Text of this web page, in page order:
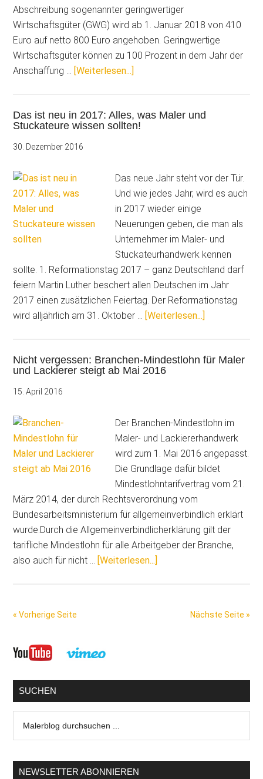
Abschreibung sogenannter geringwertiger
Wirtschaftsgüter (GWG) wird ab 1. Januar 2018 von 410
Euro auf netto 800 Euro angehoben. Geringwertige
Wirtschaftsgüter können zu 100 Prozent in dem Jahr der
Anschaffung … [Weiterlesen...]
in
2018:
Maler
und
Stuckateure
wissen
sollten!
Das ist neu in 2017: Alles, was Maler und
Stuckateure wissen sollten!
30. Dezember 2016
Das neue Jahr steht vor der Tür.
Und wie jedes Jahr, wird es auch
in 2017 wieder einige
Neuerungen geben, die man als
Unternehmer im Maler- und
Stuckateurhandwerk kennen
sollte. 1. Reformationstag 2017 – ganz Deutschland darf
feiern Martin Luther beschert allen Deutschen im Jahr
2017 einen zusätzlichen Feiertag. Der Reformationstag
wird alljährlich am 31. Oktober … [Weiterlesen...]
in
Maler
und
Stuckateure
wissen
sollten!
Nicht vergessen: Branchen-Mindestlohn für Maler
und Lackierer steigt ab Mai 2016
15. April 2016
Der Branchen-Mindestlohn im
Maler- und Lackiererhandwerk
wird zum 1. Mai 2016 angepasst.
Die Grundlage dafür bildet
Mindestlohntarifvertrag vom 21.
März 2014, der durch Rechtsverordnung vom
Bundesarbeitsministerium für allgemeinverbindlich erklärt
wurde.Durch die Allgemeinverbindlicherklärung gilt der
tarifliche Mindestlohn für alle Arbeitgeber der Branche,
also auch für nicht … [Weiterlesen...]
steigt
Mai
« Vorherige Seite Nächste Seite »
Seitenspalte
SUCHEN
durchsuchen
NEWSLETTER ABONNIEREN